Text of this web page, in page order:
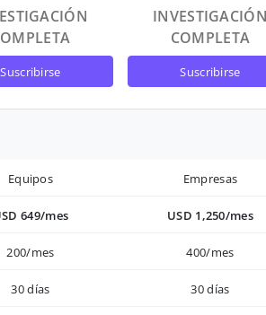
suscribirse
COMPLETA
suscribirse
Equipos Empresas
649/mes USD 1,250/mes
200/mes 400/mes
30 días 30 días